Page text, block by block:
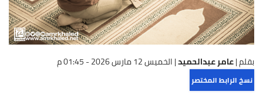
بقلم |عامر عبدالحميد|الخميس 12 مارس 2026 - 01:45 م
نسخ الرابط المختصر